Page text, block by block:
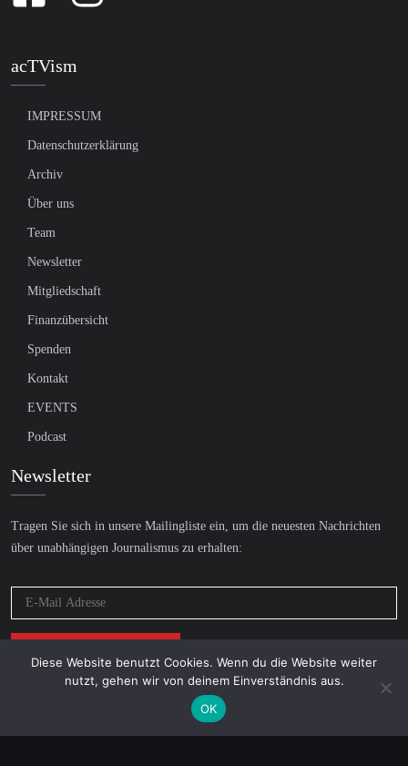
acTVism
IMPRESSUM
Datenschutzerklärung
Archiv
Über uns
Team
Newsletter
Mitgliedschaft
Finanzübersicht
Spenden
Kontakt
EVENTS
Podcast
Newsletter
Tragen Sie sich in unsere Mailingliste ein, um die neuesten Nachrichten
über unabhängigen Journalismus zu erhalten:
© 2026 AcTVism Munich e.V. | All rights reserved.
Diese Website benutzt Cookies. Wenn du die Website weiter
nutzt, gehen wir von deinem Einverständnis aus.
OK